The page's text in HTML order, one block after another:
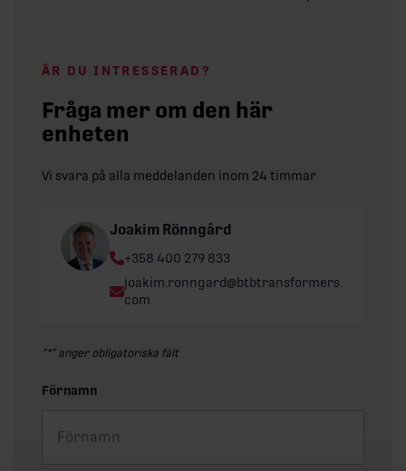
ÄR DU INTRESSERAD?
Fråga mer om den här
enheten
Vi svara på alla meddelanden inom 24 timmar
Joakim Rönngård
Phone:
+358 400 279 833
Email:
joakim.ronngard@btbtransformers.
com
”*” anger obligatoriska fält
Förnamn